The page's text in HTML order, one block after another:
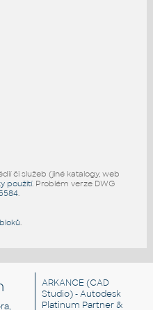
či služeb (jiné katalogy, web
použití. Problém verze DWG
.
.
ARKANCE (CAD
Studio) - Autodesk
Platinum Partner &